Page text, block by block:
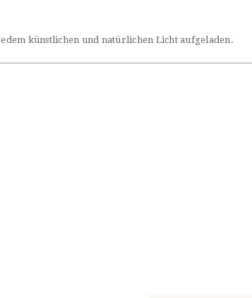
künstlichen und natürlichen Licht aufgeladen.